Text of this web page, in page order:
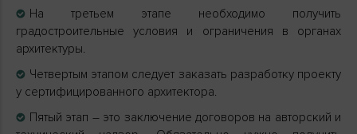
На третьем этапе необходимо получить
градостроительные условия и ограничения в органах
архитектуры.
Четвертым этапом следует заказать разработку проекту
у сертифицированного архитектора.
Пятый этап – это заключение договоров на авторский и